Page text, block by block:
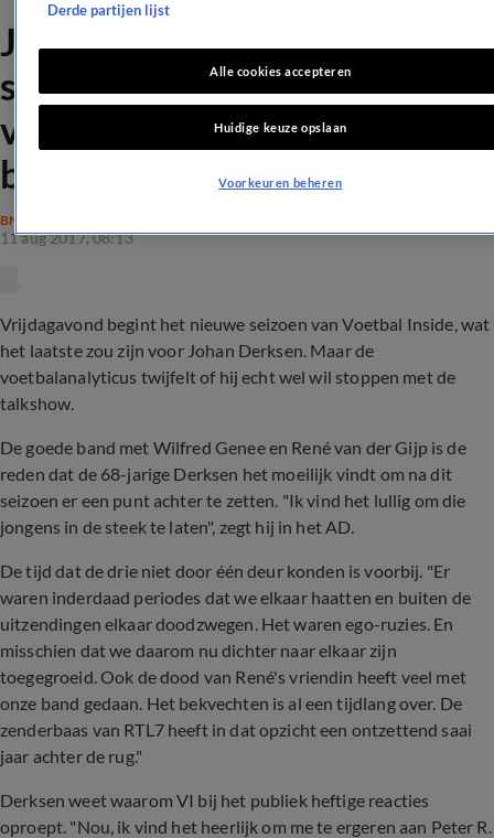
Johan Derksen twijfelt over
stoppen VI: "Dood van René's
vriendin heeft veel met onze
band gedaan"
BN'ERS
11 aug 2017, 08:13
Vrijdagavond begint het nieuwe seizoen van Voetbal Inside, wat
het laatste zou zijn voor Johan Derksen. Maar de
voetbalanalyticus twijfelt of hij echt wel wil stoppen met de
talkshow.
De goede band met Wilfred Genee en René van der Gijp is de
reden dat de 68-jarige Derksen het moeilijk vindt om na dit
seizoen er een punt achter te zetten. "Ik vind het lullig om die
jongens in de steek te laten", zegt hij in het AD.
De tijd dat de drie niet door één deur konden is voorbij. "Er
waren inderdaad periodes dat we elkaar haatten en buiten de
uitzendingen elkaar doodzwegen. Het waren ego-ruzies. En
misschien dat we daarom nu dichter naar elkaar zijn
toegegroeid. Ook de dood van René's vriendin heeft veel met
onze band gedaan. Het bekvechten is al een tijdlang over. De
zenderbaas van RTL7 heeft in dat opzicht een ontzettend saai
jaar achter de rug."
Derksen weet waarom VI bij het publiek heftige reacties
oproept. "Nou, ik vind het heerlijk om me te ergeren aan Peter R.
Derde partijen lijst
Alle cookies accepteren
Huidige keuze opslaan
Voorkeuren beheren